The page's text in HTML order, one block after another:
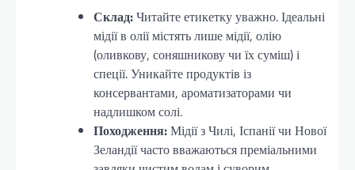
Склад:Читайте етикетку уважно. Ідеальні
мідії в олії містять лише мідії, олію
(оливкову, соняшникову чи їх суміш) і
спеції. Уникайте продуктів із
консервантами, ароматизаторами чи
надлишком солі.
Походження:Мідії з Чилі, Іспанії чи Нової
Зеландії часто вважаються преміальними